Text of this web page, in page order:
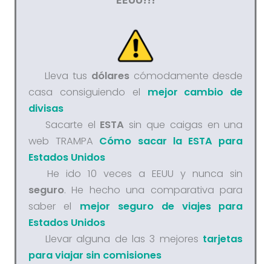
Lleva tus dólarescómodamente desde
casa consiguiendo el mejor cambio de
divisas
Sacarte el ESTA sin que caigas en una
web TRAMPA Cómo sacar la ESTA para
Estados Unidos
He ido 10 veces a EEUU y nunca sin
seguro. He hecho una comparativa para
saber el mejor seguro de viajes para
Estados Unidos
Llevar alguna de las 3 mejores tarjetas
para viajar sin comisiones